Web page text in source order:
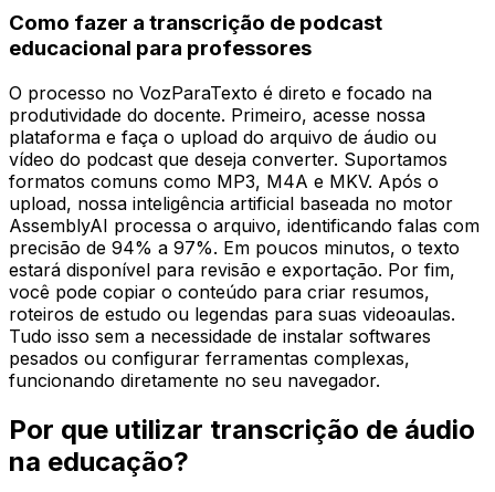
Como fazer a transcrição de podcast
educacional para professores
O processo no VozParaTexto é direto e focado na
produtividade do docente. Primeiro, acesse nossa
plataforma e faça o upload do arquivo de áudio ou
vídeo do podcast que deseja converter. Suportamos
formatos comuns como MP3, M4A e MKV. Após o
upload, nossa inteligência artificial baseada no motor
AssemblyAI processa o arquivo, identificando falas com
precisão de 94% a 97%. Em poucos minutos, o texto
estará disponível para revisão e exportação. Por fim,
você pode copiar o conteúdo para criar resumos,
roteiros de estudo ou legendas para suas videoaulas.
Tudo isso sem a necessidade de instalar softwares
pesados ou configurar ferramentas complexas,
funcionando diretamente no seu navegador.
Por que utilizar transcrição de áudio
na educação?